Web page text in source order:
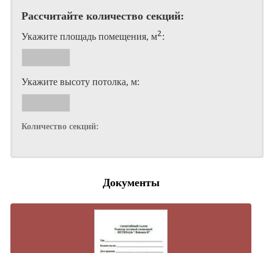
Рассчитайте количество секций:
Укажите площадь помещения, м2 :
Укажите высоту потолка, м:
Количество секций:
Документы